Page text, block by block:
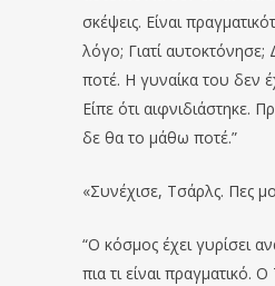
σκέψεις. Είναι
λόγο; Γιατί
ποτέ. Η γυναίκα του δεν
Είπε ότι αιφνιδιάστηκε.
δε θα το μάθω ποτέ.”
«Συνέχισε, Τσάρλς. Πες
“Ο κόσμος έχει γυρίσει
πια τι είναι πραγματικό.